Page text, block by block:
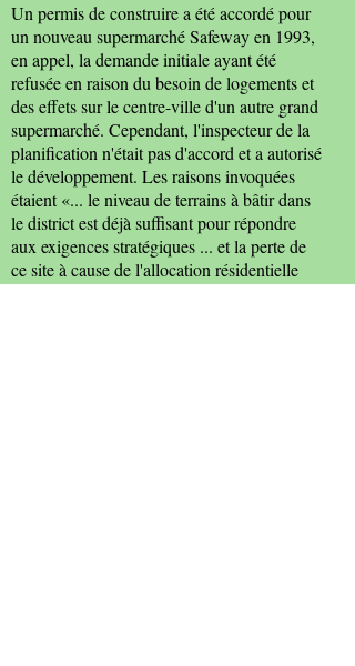
Un permis de construire a été accordé pour
un nouveau supermarché Safeway en 1993,
en appel, la demande initiale ayant été
refusée en raison du besoin de logements et
des effets sur le centre-ville d'un autre grand
supermarché. Cependant, l'inspecteur de la
planification n'était pas d'accord et a autorisé
le développement. Les raisons invoquées
étaient «... le niveau de terrains à bâtir dans
le district est déjà suffisant pour répondre
aux exigences stratégiques ... et la perte de
ce site à cause de l'allocation résidentielle